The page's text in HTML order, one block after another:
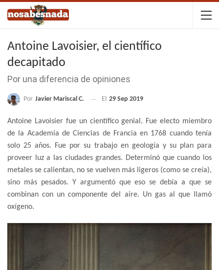
Antoine Lavoisier, el científico
decapitado
Por una diferencia de opiniones
Por Javier Mariscal C. El 29 Sep 2019
Antoine Lavoisier fue un científico genial. Fue electo miembro
de la Academia de Ciencias de Francia en 1768 cuando tenía
solo 25 años. Fue por su trabajo en geología y su plan para
proveer luz a las ciudades grandes. Determinó que cuando los
metales se calientan, no se vuelven más ligeros (como se creía),
sino más pesados. Y argumentó que eso se debía a que se
combinan con un componente del aire. Un gas al que llamó
oxígeno.